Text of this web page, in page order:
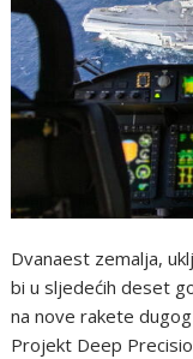
Dvanaest zemalja,
bi u sljedećih deset
na nove rakete
Projekt Deep